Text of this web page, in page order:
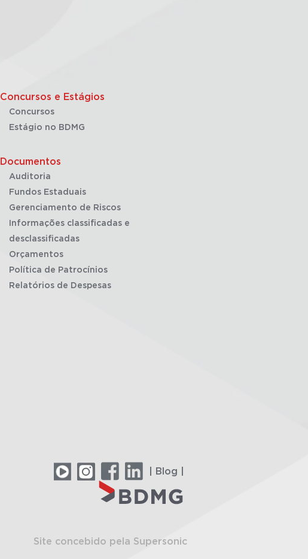
Concursos e Estágios
Concursos
Estágio no BDMG
Documentos
Auditoria
Fundos Estaduais
Gerenciamento de Riscos
Informações classificadas e
desclassificadas
Orçamentos
Política de Patrocínios
Relatórios de Despesas
| Blog |
Site concebido pela Supersonic